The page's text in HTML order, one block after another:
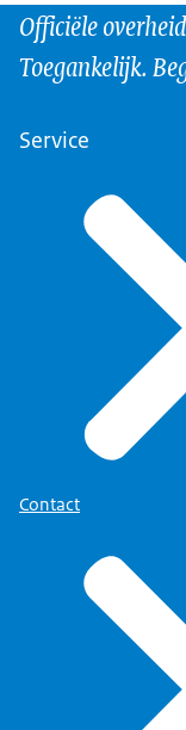
Officiële
Toegankelijk.
Service
Contact